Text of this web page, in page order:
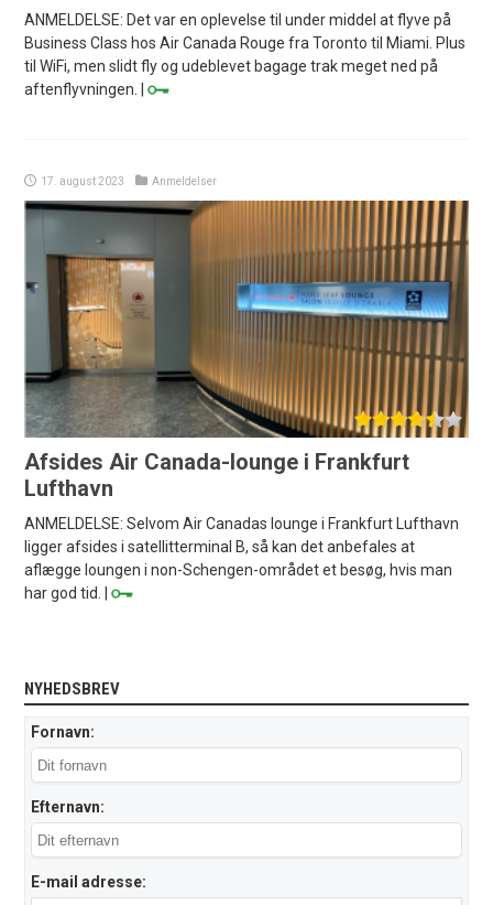
ANMELDELSE: Det var en oplevelse til under middel at flyve på
Business Class hos Air Canada Rouge fra Toronto til Miami. Plus
til WiFi, men slidt fly og udeblevet bagage trak meget ned på
aftenflyvningen. |
17. august 2023 Anmeldelser
Afsides Air Canada-lounge i Frankfurt
Lufthavn
ANMELDELSE: Selvom Air Canadas lounge i Frankfurt Lufthavn
ligger afsides i satellitterminal B, så kan det anbefales at
aflægge loungen i non-Schengen-området et besøg, hvis man
har god tid. |
NYHEDSBREV
Fornavn:
Efternavn:
E-mail adresse: